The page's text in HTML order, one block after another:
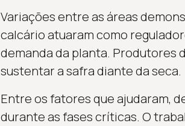
Variações entre as áreas
calcário atuaram como
demanda da planta. Produtores
sustentar a safra diante da seca.
Entre os fatores que ajudaram,
durante as fases críticas. O